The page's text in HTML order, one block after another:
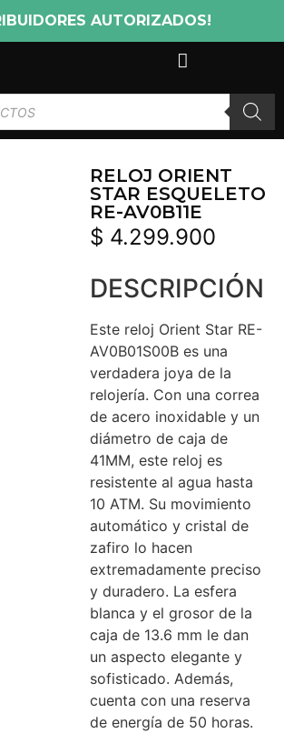
AUTORIZADOS!
RELOJ ORIENT
STAR ESQUELETO
RE-AV0B11E
$ 4.299.900
DESCRIPCIÓN
Este reloj Orient Star RE-
AV0B01S00B es una
verdadera joya de la
relojería. Con una correa
de acero inoxidable y un
diámetro de caja de
41MM, este reloj es
resistente al agua hasta
10 ATM. Su movimiento
automático y cristal de
zafiro lo hacen
extremadamente preciso
y duradero. La esfera
blanca y el grosor de la
caja de 13.6 mm le dan
un aspecto elegante y
sofisticado. Además,
cuenta con una reserva
de energía de 50 horas.